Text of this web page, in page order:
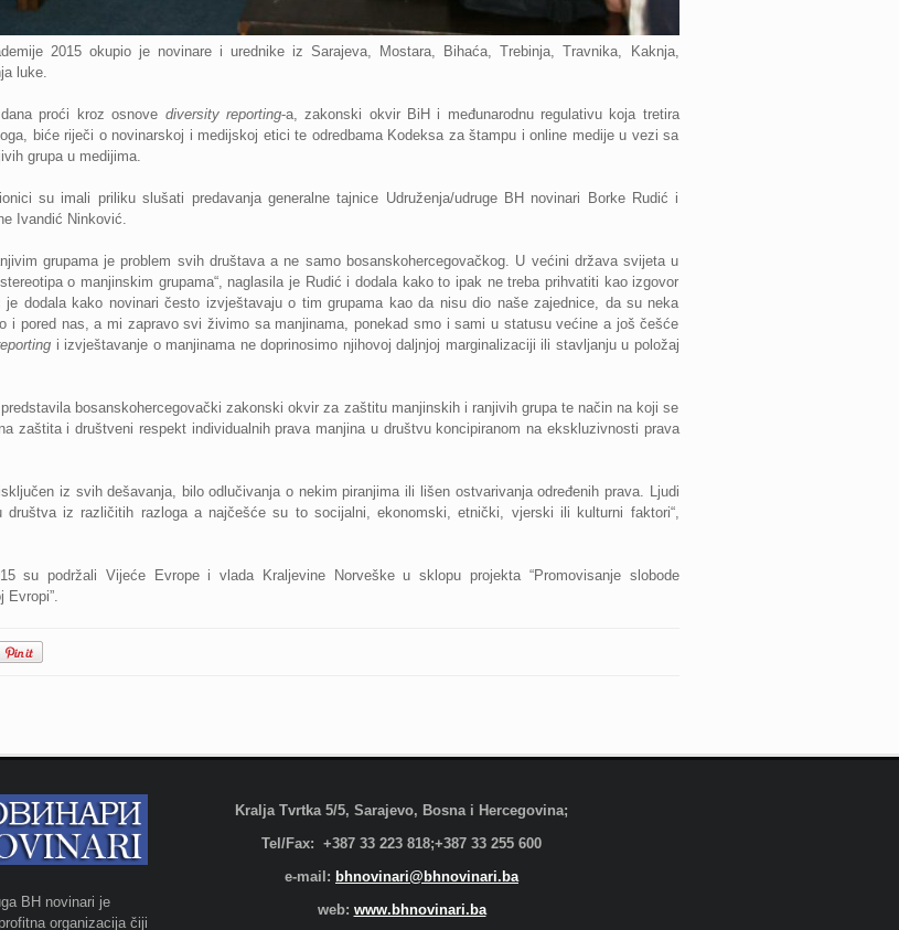
2015 okupio je novinare i urednike iz Sarajeva, Mostara, Bihaća, Trebinja, Travnika, Kaknja,
luke.
proći kroz osnove diversity reporting-a, zakonski okvir BiH i međunarodnu regulativu koja tretira
biće riječi o novinarskoj i medijskoj etici te odredbama Kodeksa za štampu i online medije u vezi sa
grupa u medijima.
su imali priliku slušati predavanja generalne tajnice Udruženja/udruge BH novinari Borke Rudić i
Ivandić Ninković.
grupama je problem svih društava a ne samo bosanskohercegovačkog. U većini država svijeta u
o manjinskim grupama“, naglasila je Rudić i dodala kako to ipak ne treba prihvatiti kao izgovor
dodala kako novinari često izvještavaju o tim grupama kao da nisu dio naše zajednice, da su neka
i pored nas, a mi zapravo svi živimo sa manjinama, ponekad smo i sami u statusu većine a još češće
i izvještavanje o manjinama ne doprinosimo njihovoj daljnjoj marginalizaciji ili stavljanju u položaj
bosanskohercegovački zakonski okvir za zaštitu manjinskih i ranjivih grupa te način na koji se
zaštita i društveni respekt individualnih prava manjina u društvu koncipiranom na ekskluzivnosti prava
iz svih dešavanja, bilo odlučivanja o nekim piranjima ili lišen ostvarivanja određenih prava. Ljudi
društva iz različitih razloga a najčešće su to socijalni, ekonomski, etnički, vjerski ili kulturni faktori“,
su podržali Vijeće Evrope i vlada Kraljevine Norveške u sklopu projekta “Promovisanje slobode
Evropi”.
BH novinari je
organizacija čiji
Kralja Tvrtka 5/5, Sarajevo, Bosna i Hercegovina;
Tel/Fax: +387 33 223 818;+387 33 255 600
e-mail: bhnovinari@bhnovinari.ba
web: www.bhnovinari.ba